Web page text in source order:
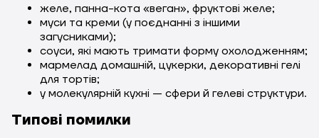
желе, панна-кота «веган», фруктові желе;
муси та креми (у поєднанні з іншими
загусниками);
соуси, які мають тримати форму охолодженням;
мармелад домашній, цукерки, декоративні гелі
для тортів;
у молекулярній кухні — сфери й гелеві структури.
Типові помилки